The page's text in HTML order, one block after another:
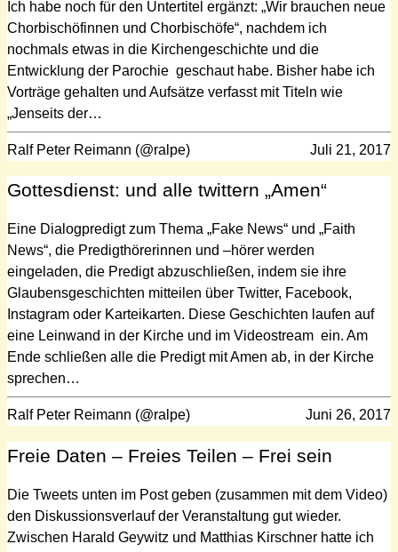
Ich habe noch für den Untertitel ergänzt: „Wir brauchen neue
Chorbischöfinnen und Chorbischöfe“, nachdem ich
nochmals etwas in die Kirchengeschichte und die
Entwicklung der Parochie geschaut habe. Bisher habe ich
Vorträge gehalten und Aufsätze verfasst mit Titeln wie
„Jenseits der…
Ralf Peter Reimann (@ralpe) Juli 21, 2017
Gottesdienst: und alle twittern „Amen“
Eine Dialogpredigt zum Thema „Fake News“ und „Faith
News“, die Predigthörerinnen und –hörer werden
eingeladen, die Predigt abzuschließen, indem sie ihre
Glaubensgeschichten mitteilen über Twitter, Facebook,
Instagram oder Karteikarten. Diese Geschichten laufen auf
eine Leinwand in der Kirche und im Videostream ein. Am
Ende schließen alle die Predigt mit Amen ab, in der Kirche
sprechen…
Ralf Peter Reimann (@ralpe) Juni 26, 2017
Freie Daten – Freies Teilen – Frei sein
Die Tweets unten im Post geben (zusammen mit dem Video)
den Diskussionsverlauf der Veranstaltung gut wieder.
Zwischen Harald Geywitz und Matthias Kirschner hatte ich